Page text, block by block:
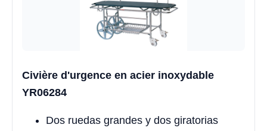
Civière d'urgence en acier inoxydable
YR06284
Dos ruedas grandes y dos giratorias